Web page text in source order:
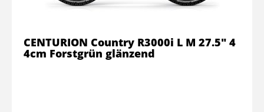
CENTURION Country R3000i L M 27.5" 4
4cm Forstgrün glänzend